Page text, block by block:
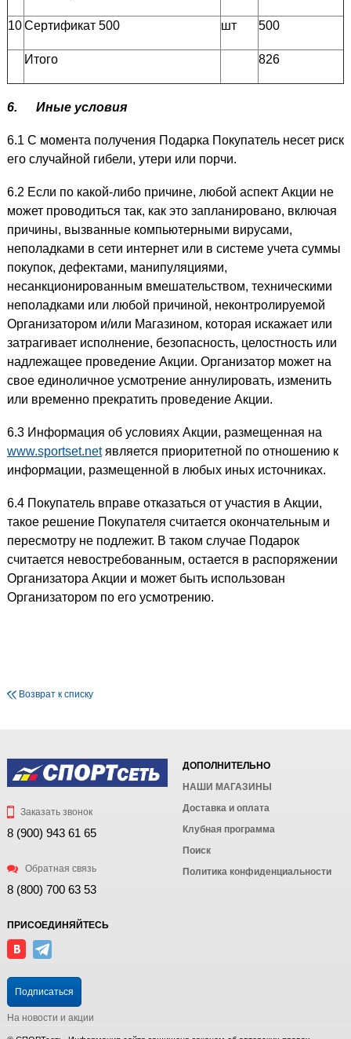
10Сертификат 500 шт 500
Итого 826
6. Иные условия
6.1 С момента получения Подарка Покупатель несет риск
его случайной гибели, утери или порчи.
6.2 Если по какой-либо причине, любой аспект Акции не
может проводиться так, как это запланировано, включая
причины, вызванные компьютерными вирусами,
неполадками в сети интернет или в системе учета суммы
покупок, дефектами, манипуляциями,
несанкционированным вмешательством, техническими
неполадками или любой причиной, неконтролируемой
Организатором и/или Магазином, которая искажает или
затрагивает исполнение, безопасность, целостность или
надлежащее проведение Акции. Организатор может на
свое единоличное усмотрение аннулировать, изменить
или временно прекратить проведение Акции.
6.3 Информация об условиях Акции, размещенная на
www.sportset.netявляется приоритетной по отношению к
информации, размещенной в любых иных источниках.
6.4 Покупатель вправе отказаться от участия в Акции,
такое решение Покупателя считается окончательным и
пересмотру не подлежит. В таком случае Подарок
считается невостребованным, остается в распоряжении
Организатора Акции и может быть использован
Организатором по его усмотрению.
Возврат к списку
Заказать звонок
8 (900) 943 61 65
Обратная связь
8 (800) 700 63 53
ДОПОЛНИТЕЛЬНО
НАШИ МАГАЗИНЫ
Доставка и оплата
Клубная программа
Поиск
Политика конфиденциальности
ПРИСОЕДИНЯЙТЕСЬ
Подписаться
На новости и акции